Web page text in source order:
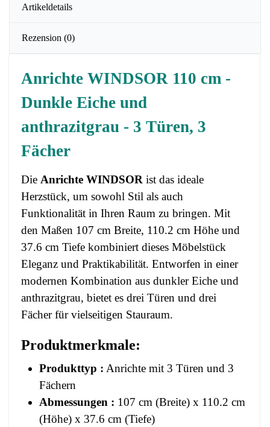
Artikeldetails
Rezension (0)
Anrichte WINDSOR 110 cm -
Dunkle Eiche und
anthrazitgrau - 3 Türen, 3
Fächer
Die Anrichte WINDSOR ist das ideale
Herzstück, um sowohl Stil als auch
Funktionalität in Ihren Raum zu bringen. Mit
den Maßen 107 cm Breite, 110.2 cm Höhe und
37.6 cm Tiefe kombiniert dieses Möbelstück
Eleganz und Praktikabilität. Entworfen in einer
modernen Kombination aus dunkler Eiche und
anthrazitgrau, bietet es drei Türen und drei
Fächer für vielseitigen Stauraum.
Produktmerkmale:
Produkttyp : Anrichte mit 3 Türen und 3
Fächern
Abmessungen : 107 cm (Breite) x 110.2 cm
(Höhe) x 37.6 cm (Tiefe)